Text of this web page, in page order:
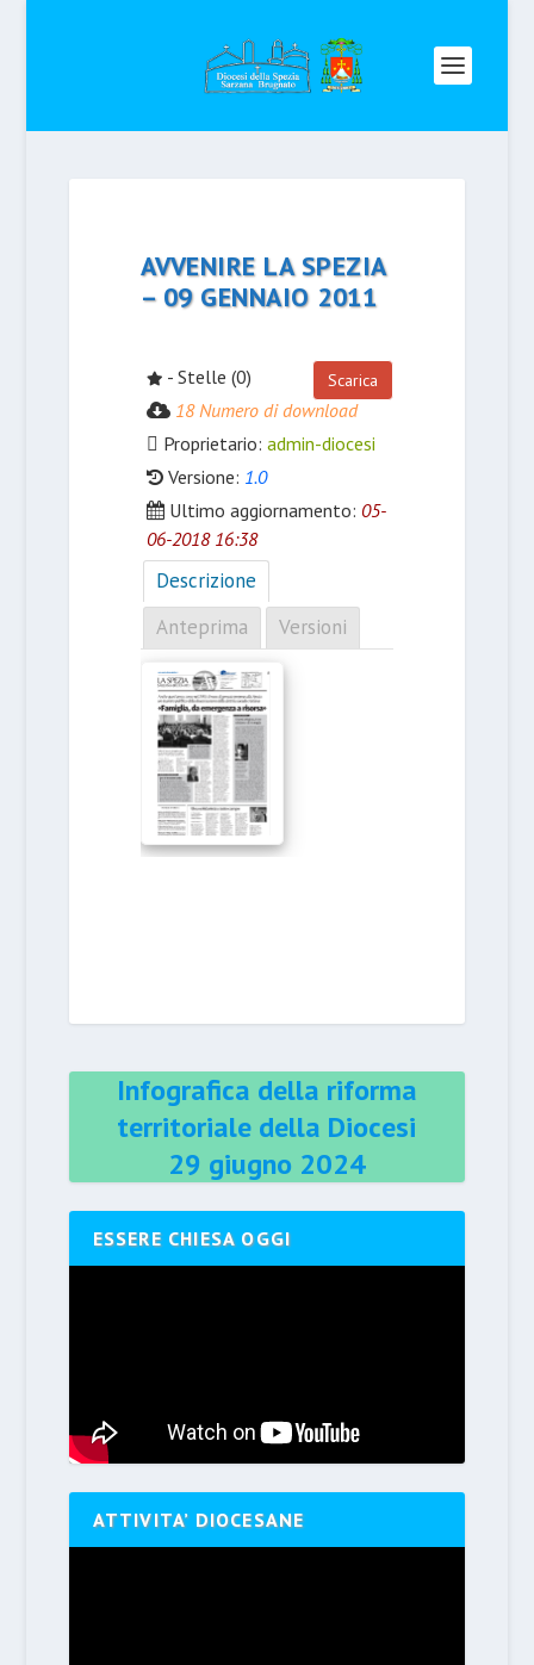
AVVENIRE LA SPEZIA
– 09 GENNAIO 2011
Scarica
- Stelle (0)
18 Numero di download
Proprietario: admin-diocesi
Versione: 1.0
Ultimo aggiornamento: 05-
06-2018 16:38
Descrizione
Anteprima
Versioni
Infografica della riforma
territoriale della Diocesi
29 giugno 2024
ESSERE CHIESA OGGI
ATTIVITA’ DIOCESANE